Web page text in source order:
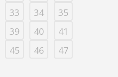
33 34
35
39 40
41
45 46
47